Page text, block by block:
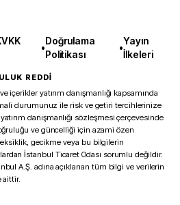
•
Doğrulama
Politikası
•
Yayın
İlkeleri
REDDİ
içerikler yatırım danışmanlığı kapsamında
mali durumunuz ile risk ve getiri tercihlerinize
danışmanlığı sözleşmesi çerçevesinde
ve güncelliği için azami özen
gecikme veya bu bilgilerin
İstanbul Ticaret Odası sorumlu değildir.
A.Ş. adına açıklanan tüm bilgi ve verilerin
aittir.